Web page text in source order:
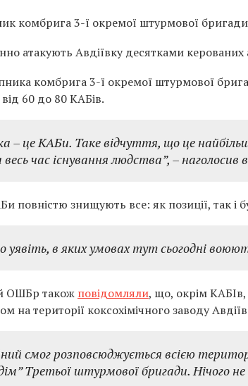
комбрига 3-ї окремої штурмової бригади
атакують Авдіївку десятками керованих
комбрига 3-ї окремої штурмової
60 до 80 КАБів.
– це КАБи. Таке відчуття, що це
весь час існування людства”, – наголосив
повністю знищують все: як позиції, так і
уявіть, в яких умовах тут сьогодні
ОШБр також повідомляли, що, окрім
на території коксохімічного заводу
смог розповсюджується всією
Третьої штурмової бригади. Нічого